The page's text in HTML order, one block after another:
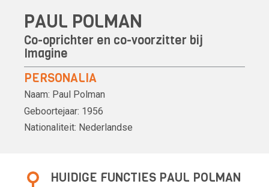
PAUL POLMAN
Co-oprichter en co-voorzitter bij
Imagine
PERSONALIA
Naam: Paul Polman
Geboortejaar: 1956
Nationaliteit: Nederlandse
HUIDIGE FUNCTIES PAUL POLMAN